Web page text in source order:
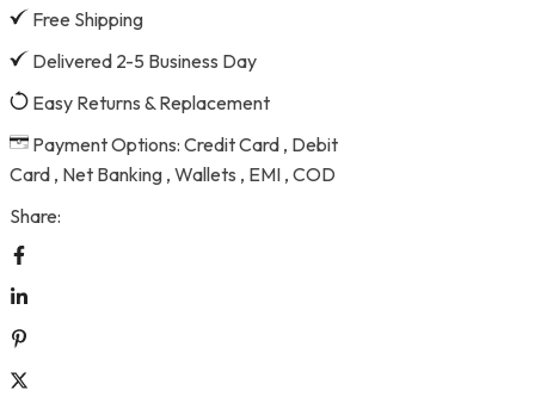
Free Shipping
Delivered 2-5 Business Day
Easy Returns & Replacement
Payment Options: Credit Card , Debit
Card , Net Banking , Wallets , EMI , COD
Share: